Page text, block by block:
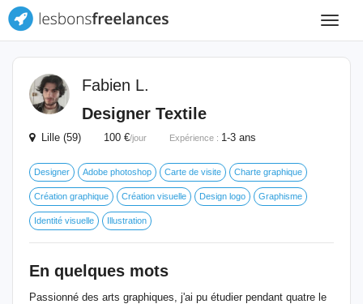
Toggle
Fabien L.
Designer Textile
Lille (59) 100 €/jour Expérience : 1-3 ans
Designer Adobe photoshop Carte de visite Charte graphique
Création graphique Création visuelle Design logo Graphisme
Identité visuelle Illustration
En quelques mots
Passionné des arts graphiques, j'ai pu étudier pendant quatre le